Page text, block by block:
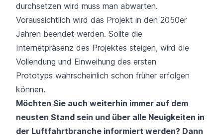
durchsetzen wird muss man abwarten.
Voraussichtlich wird das Projekt in den 2050er
Jahren beendet werden. Sollte die
Internetpräsenz des Projektes steigen, wird die
Vollendung und Einweihung des ersten
Prototyps wahrscheinlich schon früher erfolgen
können.
Möchten Sie auch weiterhin immer auf dem
neusten Stand sein und über alle Neuigkeiten in
der Luftfahrtbranche informiert werden? Dann